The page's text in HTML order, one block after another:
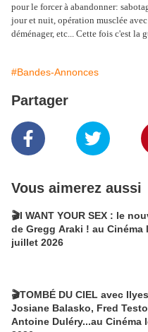
pour le forcer à abandonner:
jour et nuit, opération musclée
déménager, etc... Cette fois c'est la
#Bandes-Annonces
Partager
Vous aimerez aussi
🎬I WANT YOUR SEX : le
de Gregg Araki ! au Cinéma
juillet 2026
🎬TOMBÉ DU CIEL avec
Josiane Balasko, Fred
Antoine Duléry...au Cinéma